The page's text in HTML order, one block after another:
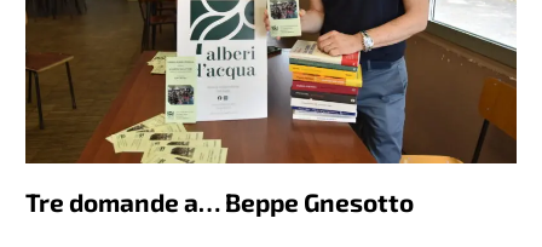
Tre domande a… Beppe Gnesotto